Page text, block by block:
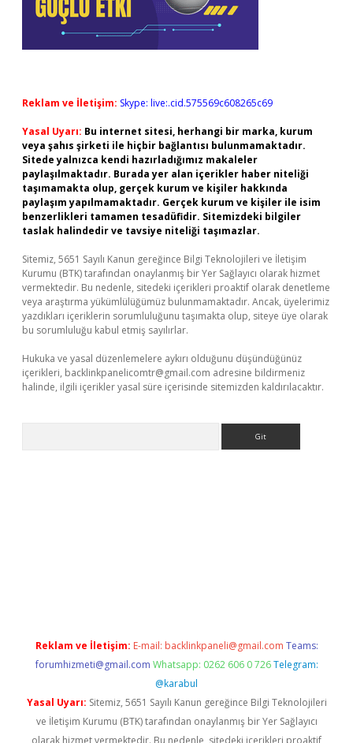
Reklam ve İletişim: Skype: live:.cid.575569c608265c69
Yasal Uyarı: Bu internet sitesi, herhangi bir marka, kurum
veya şahıs şirketi ile hiçbir bağlantısı bulunmamaktadır.
Sitede yalnızca kendi hazırladığımız makaleler
paylaşılmaktadır. Burada yer alan içerikler haber niteliği
taşımamakta olup, gerçek kurum ve kişiler hakkında
paylaşım yapılmamaktadır. Gerçek kurum ve kişiler ile isim
benzerlikleri tamamen tesadüfidir. Sitemizdeki bilgiler
taslak halindedir ve tavsiye niteliği taşımazlar.
Sitemiz, 5651 Sayılı Kanun gereğince Bilgi Teknolojileri ve İletişim
Kurumu (BTK) tarafından onaylanmış bir Yer Sağlayıcı olarak hizmet
vermektedir. Bu nedenle, sitedeki içerikleri proaktif olarak denetleme
veya araştırma yükümlülüğümüz bulunmamaktadır. Ancak, üyelerimiz
yazdıkları içeriklerin sorumluluğunu taşımakta olup, siteye üye olarak
bu sorumluluğu kabul etmiş sayılırlar.
Hukuka ve yasal düzenlemelere aykırı olduğunu düşündüğünüz
içerikleri, backlinkpanelicomtr@gmail.com adresine bildirmeniz
halinde, ilgili içerikler yasal süre içerisinde sitemizden kaldırılacaktır.
Reklam ve İletişim: E-mail: backlinkpaneli@gmail.com Teams:
forumhizmeti@gmail.com Whatsapp: 0262 606 0 726 Telegram:
@karabul
Yasal Uyarı: Sitemiz, 5651 Sayılı Kanun gereğince Bilgi Teknolojileri
ve İletişim Kurumu (BTK) tarafından onaylanmış bir Yer Sağlayıcı
olarak hizmet vermektedir. Bu nedenle, sitedeki içerikleri proaktif